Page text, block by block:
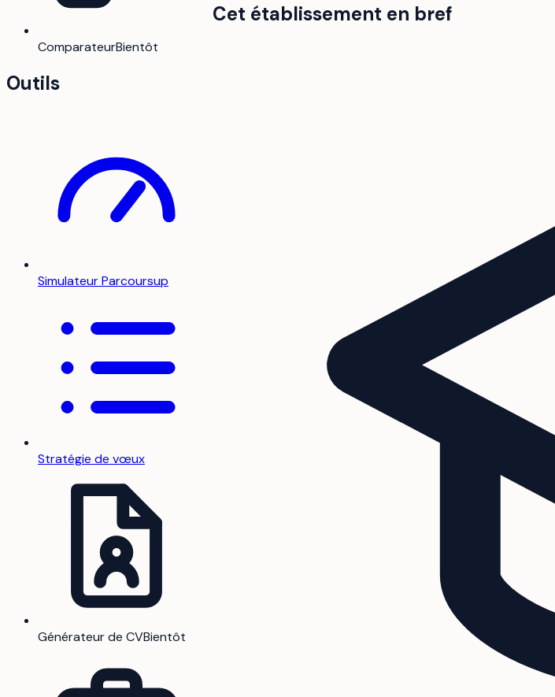
ComparateurBientôt
Outils
Simulateur Parcoursup
Stratégie de vœux
Générateur de CVBientôt
Cet établissement en bref